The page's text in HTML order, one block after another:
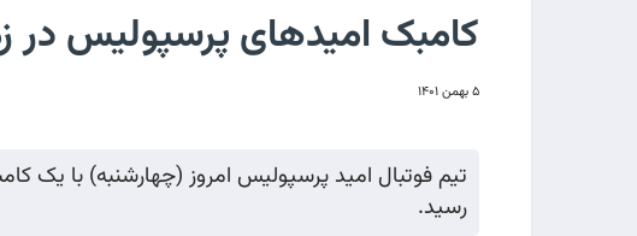
کامبک امیدهای پرسپولیس در
۵ بهمن ۱۴۰۱
تیم فوتبال امید پرسپولیس امروز (چهارشنبه) با یک
رسید.